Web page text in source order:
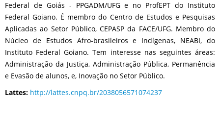
Federal de Goiás - PPGADM/UFG e no ProfEPT do Instituto
Federal Goiano. É membro do Centro de Estudos e Pesquisas
Aplicadas ao Setor Público, CEPASP da FACE/UFG. Membro do
Núcleo de Estudos Afro-brasileiros e Indígenas, NEABI, do
Instituto Federal Goiano. Tem interesse nas seguintes áreas:
Administração da Justiça, Administração Pública, Permanência
e Evasão de alunos, e, Inovação no Setor Público.
Lattes: http://lattes.cnpq.br/2038056571074237